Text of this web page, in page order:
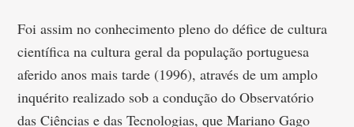
Foi assim no conhecimento pleno do défice de cultura
científica na cultura geral da população portuguesa
aferido anos mais tarde (1996), através de um amplo
inquérito realizado sob a condução do Observatório
das Ciências e das Tecnologias, que Mariano Gago